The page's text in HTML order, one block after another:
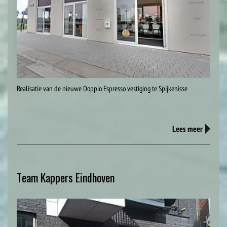
Realisatie van de nieuwe Doppio Espresso vestiging te Spijkenisse
Lees meer
Team Kappers Eindhoven